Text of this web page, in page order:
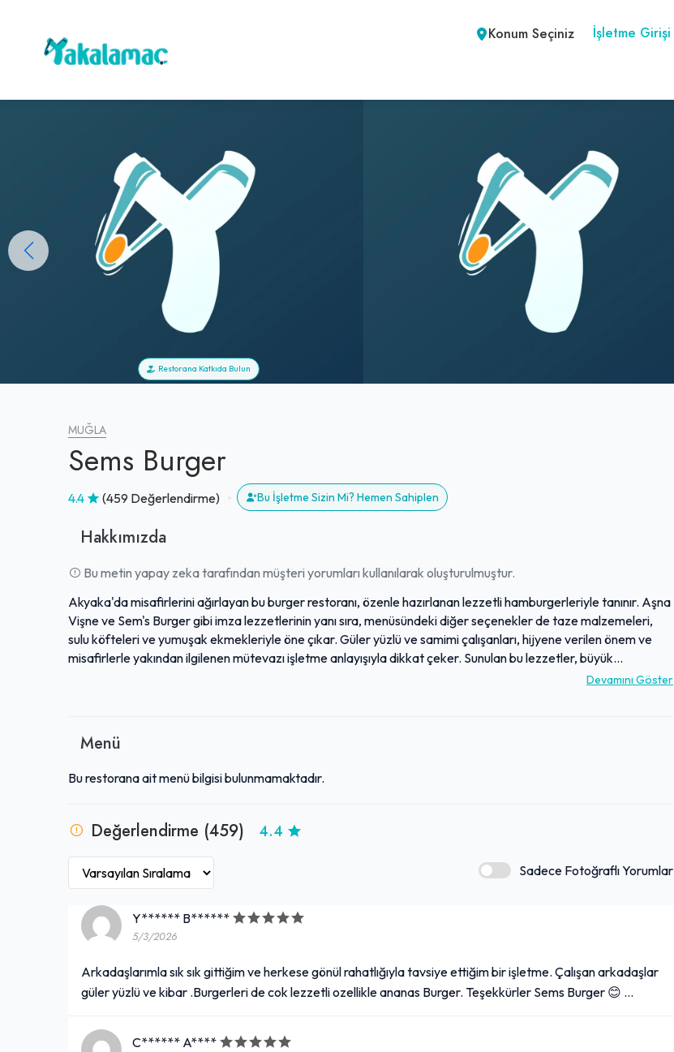
Konum Seçiniz İşletme Girişi
Restorana Katkıda Bulun
MUĞLA
Sems Burger
4.4 (459 Değerlendirme) Bu İşletme Sizin Mi? Hemen Sahiplen
Hakkımızda
Bu metin yapay zeka tarafından müşteri yorumları kullanılarak oluşturulmuştur.
Akyaka'da misafirlerini ağırlayan bu burger restoranı, özenle hazırlanan lezzetli hamburgerleriyle tanınır. Aşna
Vişne ve Sem's Burger gibi imza lezzetlerinin yanı sıra, menüsündeki diğer seçenekler de taze malzemeleri,
sulu köfteleri ve yumuşak ekmekleriyle öne çıkar. Güler yüzlü ve samimi çalışanları, hijyene verilen önem ve
misafirlerle yakından ilgilenen mütevazı işletme anlayışıyla dikkat çeker. Sunulan bu lezzetler, büyük
şehirlerdeki popüler burger mekanlarıyla rahatlıkla kıyaslanabilecek kalitede olup, Akyaka'nın favori lezzet
Devamını Göster
Menü
Bu restorana ait menü bilgisi bulunmamaktadır.
Değerlendirme (459) 4.4
Sadece Fotoğraflı Yorumlar
Y****** B******
5/3/2026
Arkadaşlarımla sık sık gittiğim ve herkese gönül rahatlığıyla tavsiye ettiğim bir işletme. Çalışan arkadaşlar
güler yüzlü ve kibar .Burgerleri de cok lezzetli ozellikle ananas Burger. Teşekkürler Sems Burger 😊 …
C****** A****